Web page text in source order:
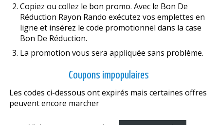
Copiez ou collez le bon promo. Avec le Bon De
Réduction Rayon Rando exécutez vos emplettes en
ligne et insérez le code promotionnel dans la case
Bon De Réduction.
La promotion vous sera appliquée sans problème.
Coupons impopulaires
Les codes ci-dessous ont expirés mais certaines offres
peuvent encore marcher